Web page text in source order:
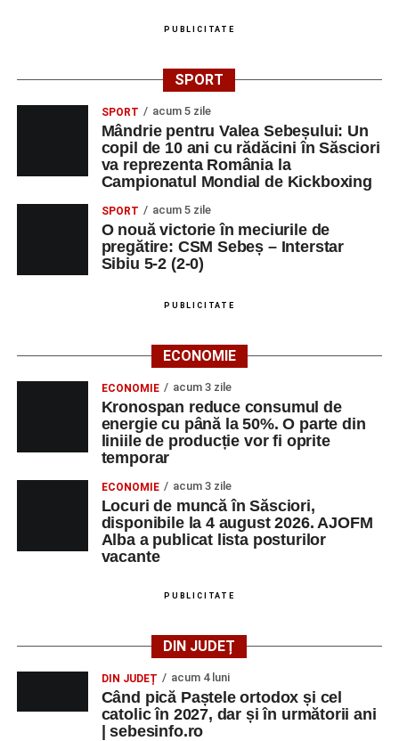
PUBLICITATE
SPORT
SPORT acum 5 zile
Mândrie pentru Valea Sebeșului: Un
copil de 10 ani cu rădăcini în Săsciori
va reprezenta România la
Campionatul Mondial de Kickboxing
SPORT acum 5 zile
O nouă victorie în meciurile de
pregătire: CSM Sebeș – Interstar
Sibiu 5-2 (2-0)
PUBLICITATE
ECONOMIE
ECONOMIE acum 3 zile
Kronospan reduce consumul de
energie cu până la 50%. O parte din
liniile de producție vor fi oprite
temporar
ECONOMIE acum 3 zile
Locuri de muncă în Săsciori,
disponibile la 4 august 2026. AJOFM
Alba a publicat lista posturilor
vacante
PUBLICITATE
DIN JUDEȚ
DIN JUDEȚ acum 4 luni
Când pică Paștele ortodox și cel
catolic în 2027, dar și în următorii ani
| sebesinfo.ro